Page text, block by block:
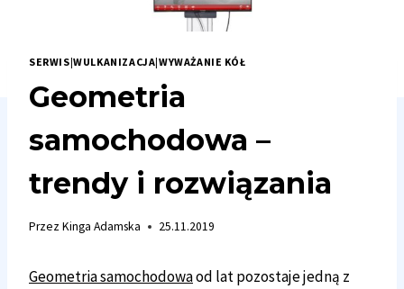
SERWIS|WULKANIZACJA|WYWAŻANIE KÓŁ
Geometria
samochodowa –
trendy i rozwiązania
PrzezKinga Adamska 25.11.2019
Geometria samochodowaod lat pozostaje jedną z